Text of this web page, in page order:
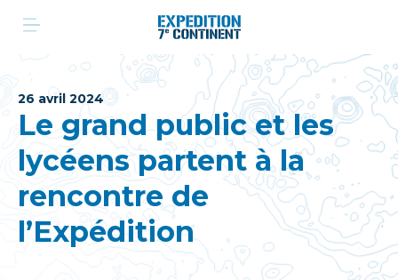
26 avril 2024
Le grand public et les
lycéens partent à la
rencontre de
l’Expédition